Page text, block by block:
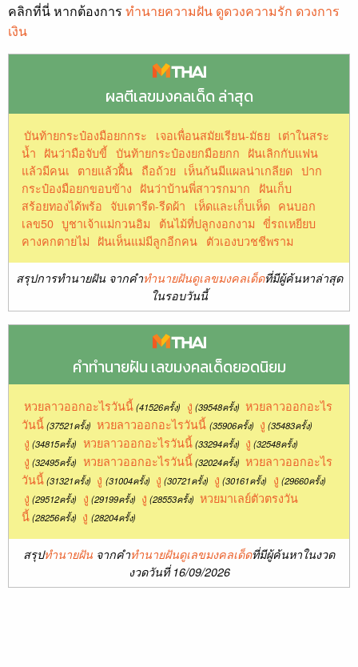
คลิกที่นี่ หากต้องการ ทำนายความฝัน ดูดวงความรัก ดวงการ
เงิน
ผลตีเลขมงคลเด็ด ล่าสุด
บันท้ายกระป๋องมือยกกระ เจอเพื่อนสมัยเรียน-มัธย เต่าในสระ
น้ำ ฝันว่ามือจับขี้ บันท้ายกระป๋องยกมือยกก ฝันเลิกกับแฟน
แล้วมีคนเ ตายแล้วฝื้น ถือถ้วย เห็นก้นมีแผลน่าเกลียด ปาก
กระป๋องมือยกขอบข้าง ฝันว่าบ้านพี่สาวรกมาก
ฝันเก็บ
สร้อยทองได้พร้อ จับเตารีด-รีดผ้า เห็ดและเก็บเห็ด คนบอก
เลข50 บูชาเจ้าแม่กวนอิม ต้นไม้ที่ปลูกงอกงาม ขี่รถเหยียบ
คางคกตายไม่ ฝันเห็นแม่มีลูกอีกคน ตัวเองบวชชีพราม
สรุปการทำนายฝัน จากคำทำนายฝันดูเลขมงคลเด็ดที่มีผู้ค้นหาล่าสุด
ในรอบวันนี้
คำทำนายฝัน เลขมงคลเด็ดยอดนิยม
หวยลาวออกอะไรวันนี้ (41526ครั้ง) งู (39548ครั้ง) หวยลาวออกอะไร
วันนี้(37521ครั้ง) หวยลาวออกอะไรวันนี้ (35906ครั้ง) งู (35483ครั้ง)
งู (34815ครั้ง) หวยลาวออกอะไรวันนี้ (33294ครั้ง) งู (32548ครั้ง)
งู (32495ครั้ง) หวยลาวออกอะไรวันนี้ (32024ครั้ง) หวยลาวออกอะไร
วันนี้(31321ครั้ง) งู (31004ครั้ง) งู (30721ครั้ง) งู (30161ครั้ง) งู (29660ครั้ง)
งู (29512ครั้ง) งู (29199ครั้ง) งู (28553ครั้ง) หวยมาเลย์ตัวตรงวัน
นี้(28256ครั้ง) งู (28204ครั้ง)
สรุปทำนายฝัน จากคำทำนายฝันดูเลขมงคลเด็ดที่มีผู้ค้นหาในงวด
งวดวันที่ 16/09/2026